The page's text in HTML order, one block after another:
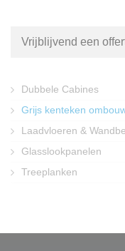
Vrijblijvend een
Dubbele Cabines
Grijs kenteken
Laadvloeren &
Glasslookpanelen
Treeplanken